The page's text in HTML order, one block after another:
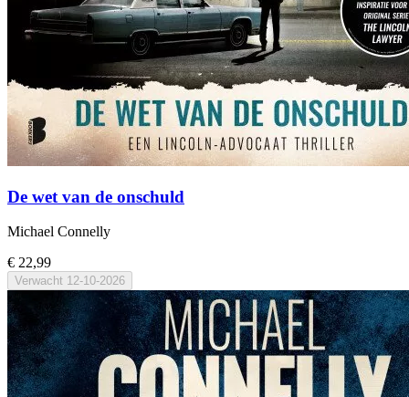
De wet van de onschuld
Michael Connelly
€ 22,99
Verwacht 12-10-2026